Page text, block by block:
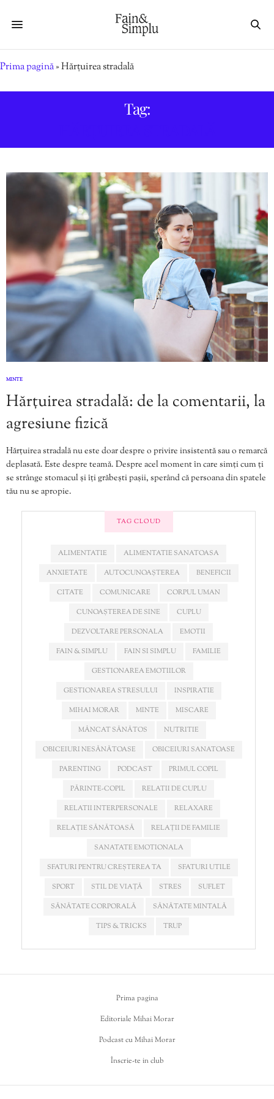
Prima pagină»Hărțuirea stradală
Tag:
MINTE
Hărțuirea stradală: de la comentarii, la
agresiune fizică
Hărțuirea stradală nu este doar despre o privire insistentă sau o remarcă
deplasată. Este despre teamă. Despre acel moment în care simți cum ți
se strânge stomacul și îți grăbești pașii, sperând că persoana din spatele
tău nu se apropie.
TAG CLOUD
ALIMENTATIE
ALIMENTATIE SANATOASA
ANXIETATE
AUTOCUNOAȘTEREA
BENEFICII
CITATE
COMUNICARE
CORPUL UMAN
CUNOAȘTEREA DE SINE
CUPLU
DEZVOLTARE PERSONALA
EMOTII
FAIN & SIMPLU
FAIN SI SIMPLU
FAMILIE
GESTIONAREA EMOTIILOR
GESTIONAREA STRESULUI
INSPIRATIE
MIHAI MORAR
MINTE
MISCARE
MÂNCAT SĂNĂTOS
NUTRITIE
OBICEIURI NESĂNĂTOASE
OBICEIURI SANATOASE
PARENTING
PODCAST
PRIMUL COPIL
PĂRINTE-COPIL
RELATII DE CUPLU
RELATII INTERPERSONALE
RELAXARE
RELAȚIE SĂNĂTOASĂ
RELAȚII DE FAMILIE
SANATATE EMOTIONALA
SFATURI PENTRU CREȘTEREA TA
SFATURI UTILE
SPORT
STIL DE VIAȚĂ STRES
SUFLET
SĂNĂTATE CORPORALĂ
SĂNĂTATE MINTALĂ
TIPS & TRICKS
TRUP
Prima pagina
Editoriale Mihai Morar
Podcast cu Mihai Morar
Înscrie-te in club